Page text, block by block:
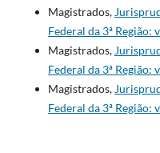
Magistrados,
Federal da 3ª Região:
Magistrados,
Federal da 3ª Região:
Magistrados,
Federal da 3ª Região: